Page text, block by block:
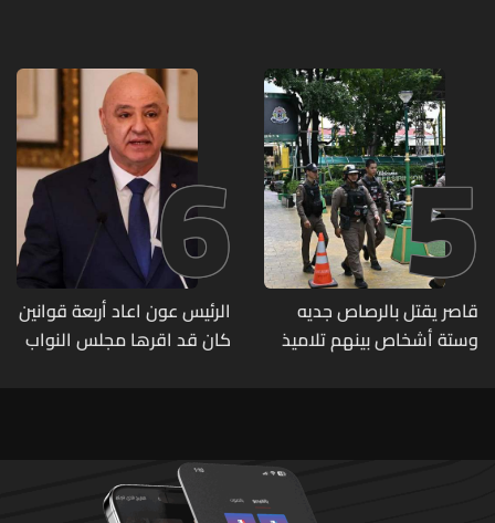
5
قاصر يقتل بالرصاص جديه
وستة أشخاص بينهم تلاميذ
6
الرئيس عون اعاد أربعة قوانين
كان قد اقرها مجلس النواب